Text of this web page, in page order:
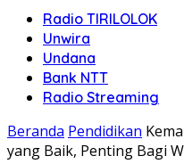
Radio TIRILOLOK
Unwira
Undana
Bank NTT
Radio Streaming
Beranda Pendidikan
yang Baik, Penting Bagi